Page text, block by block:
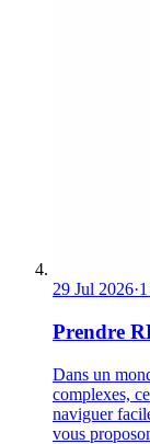
29 Jul 2026·
Prendre
Dans un
complexes,
naviguer
vous